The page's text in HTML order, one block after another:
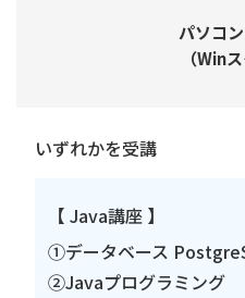
パソコ
（Win
いずれかを受講
【 Java講座 】
①データベース
②Javaプログラミング